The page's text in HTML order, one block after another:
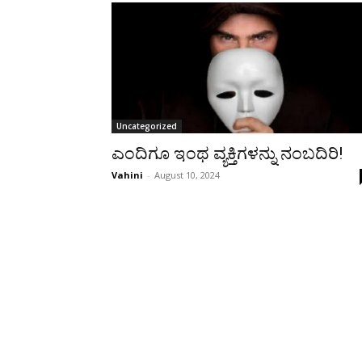
Uncategorized
ಎಂದಿಗೂ ಇಂಥ ವ್ಯಕ್ತಿಗಳನ್ನು ನಂಬದಿರಿ!
Vahini - August 10, 2024